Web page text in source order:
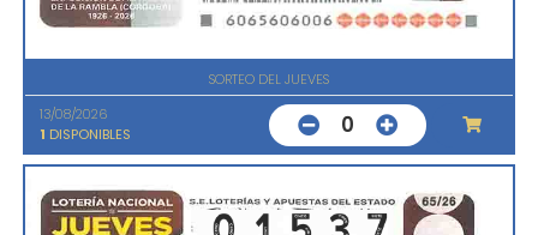
SORTEO DEL JUEVES
13/08/2026
1 DISPONIBLES 0